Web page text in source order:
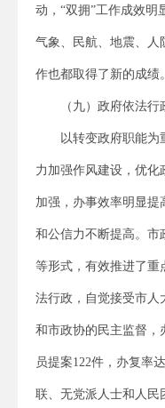
动，“双拥”工作成效明
气象、民航、地震、人
作也都取得了新的成绩。
（九）政府依法
以转变政府职能为
力加强作风建设，优化
加强，办事效率明显提
和公信力不断提高。市
等形式，有效推进了重
法行政，自觉接受市人
和市政协的民主监督，
员提案122件，办复率
联、无党派人士和人民